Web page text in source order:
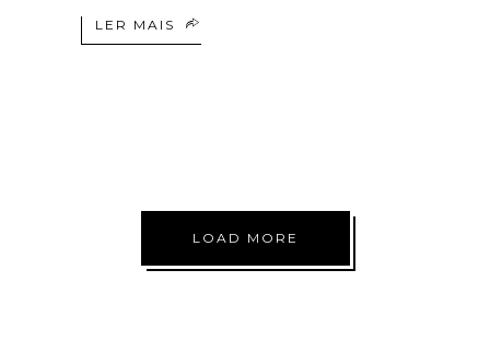
LER MAIS
LOAD MORE